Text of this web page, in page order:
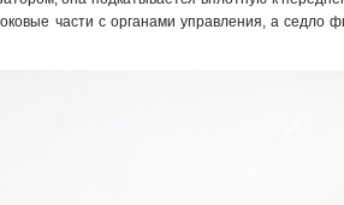
части с органами управления, а седло